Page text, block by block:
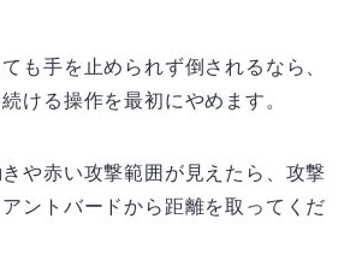
も手を止められず倒されるなら、
ける操作を最初にやめます。
や赤い攻撃範囲が見えたら、攻撃
ントバードから距離を取ってくだ